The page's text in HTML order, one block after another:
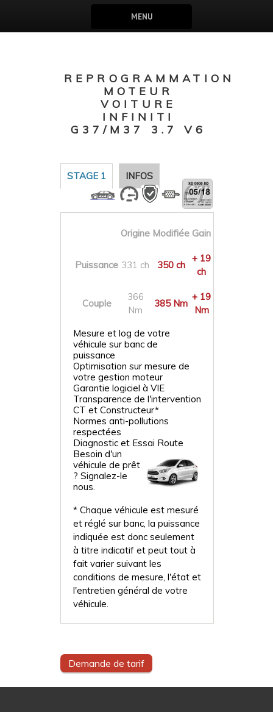
MENU
REPROGRAMMATION
MOTEUR
VOITURE
INFINITI
G37/M37 3.7 V6
STAGE 1 INFOS
Origine Modifiée Gain
Puissance 331 ch 350 ch
+ 19
ch
Couple
366
Nm
385 Nm
+ 19
Nm
Mesure et log de votre
véhicule sur banc de
puissance
Optimisation sur mesure de
votre gestion moteur
Garantie logiciel à VIE
Transparence de l'intervention
CT et Constructeur*
Normes anti-pollutions
respectées
Diagnostic et Essai Route
Besoin d'un
véhicule de prêt
? Signalez-le
nous.
* Chaque véhicule est mesuré
et réglé sur banc, la puissance
indiquée est donc seulement
à titre indicatif et peut tout à
fait varier suivant les
conditions de mesure, l'état et
l'entretien général de votre
véhicule.
Demande de tarif